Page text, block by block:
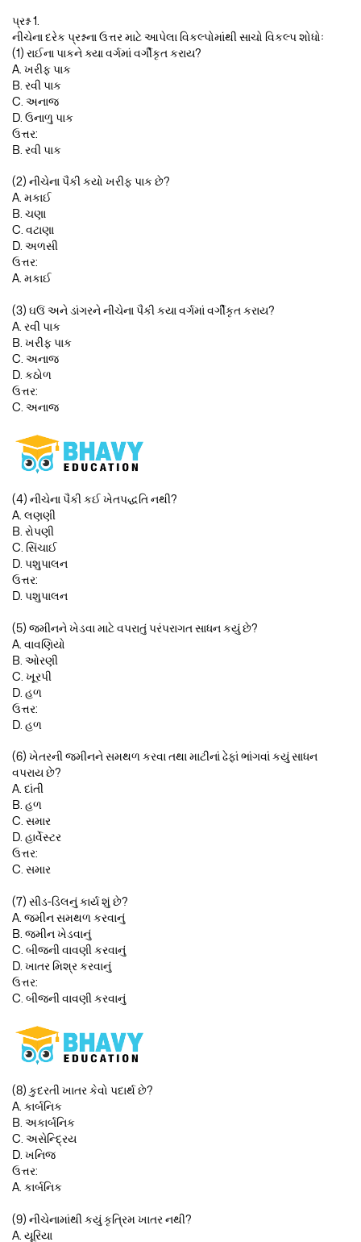
પ્રશ્ન 1.
નીચેના દરેક પ્રશ્નના ઉત્તર માટે આપેલા વિકલ્પોમાંથી સાચો વિકલ્પ શોધોઃ
(1) રાઈના પાકને ક્યા વર્ગમાં વર્ગીકૃત કરાય?
A. ખરીફ પાક
B. રવી પાક
C. અનાજ
D. ઉનાળુ પાક
ઉત્તર:
B. રવી પાક
(2) નીચેના પૈકી કયો ખરીફ પાક છે?
A. મકાઈ
B. ચણા
C. વટાણા
D. અળસી
ઉત્તર:
A. મકાઈ
(3) ઘઉં અને ડાંગરને નીચેના પૈકી કયા વર્ગમાં વર્ગીકૃત કરાય?
A. રવી પાક
B. ખરીફ પાક
C. અનાજ
D. કઠોળ
ઉત્તર:
C. અનાજ
(4) નીચેના પૈકી કઈ ખેતપદ્ધતિ નથી?
A. લણણી
B. રોપણી
C. સિંચાઈ
D. પશુપાલન
ઉત્તર:
D. પશુપાલન
(5) જમીનને ખેડવા માટે વપરાતું પરંપરાગત સાધન કયું છે?
A. વાવણિયો
B. ઓરણી
C. ખૂરપી
D. હળ
ઉત્તર:
D. હળ
(6) ખેતરની જમીનને સમથળ કરવા તથા માટીનાં ઢેફાં ભાંગવાં કયું સાધન
વપરાય છે?
A. દાંતી
B. હળ
C. સમાર
D. હાર્વેસ્ટર
ઉત્તર:
C. સમાર
(7) સીડ-ડિલનું કાર્ય શું છે?
A. જમીન સમથળ કરવાનું
B. જમીન ખેડવાનું
C. બીજની વાવણી કરવાનું
D. ખાતર મિશ્ર કરવાનું
ઉત્તર:
C. બીજની વાવણી કરવાનું
(8) કુદરતી ખાતર કેવો પદાર્થ છે?
A. કાર્બનિક
B. અકાર્બનિક
C. અસેન્દ્રિય
D. ખનિજ
ઉત્તર:
A. કાર્બનિક
(9) નીચેનામાંથી કયું કૃત્રિમ ખાતર નથી?
A. યૂરિયા